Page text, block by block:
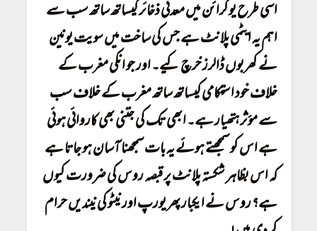
اسی طرح یوکرائن میں معدنی ذخائر کیساتھ ساتھ سب سے
اہم یہ ایٹمی پلانٹ ہے جس کی ساخت میں سویت یونین
نے کھربوں ڈالرز خرچ کیے۔ اور جو انکی مغرب کے
خلاف خود استحکامی کیساتھ ساتھ مغرب کے خلاف سب
سے مؤثر ہتھیار ہے۔ ابھی تک کی جتنی بھی کاروائی ہوئی
ہے اس کو سمجھتے ہوئے یہ بات سمجھنا آسان ہو جاتا ہے
کہ اس بظاہر شکستہ پلانٹ پر قبصہ روس کی ضرورت کیوں
ہے؟ روس نے ایکبار پھر یورپ اور نیٹو کی نیندیں حرام